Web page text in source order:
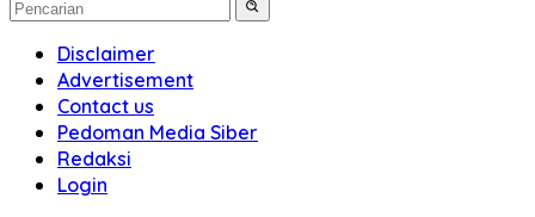
Disclaimer
Advertisement
Contact us
Pedoman Media Siber
Redaksi
Login